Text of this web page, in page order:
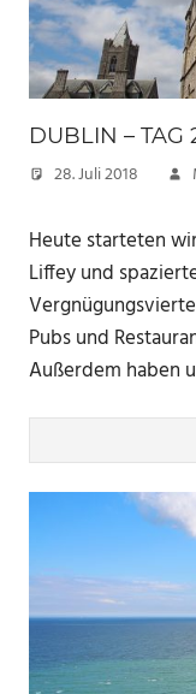
DUBLIN – TAG
28. Juli 2018
Heute starteten
Liffey und
Pubs und
Außerdem haben